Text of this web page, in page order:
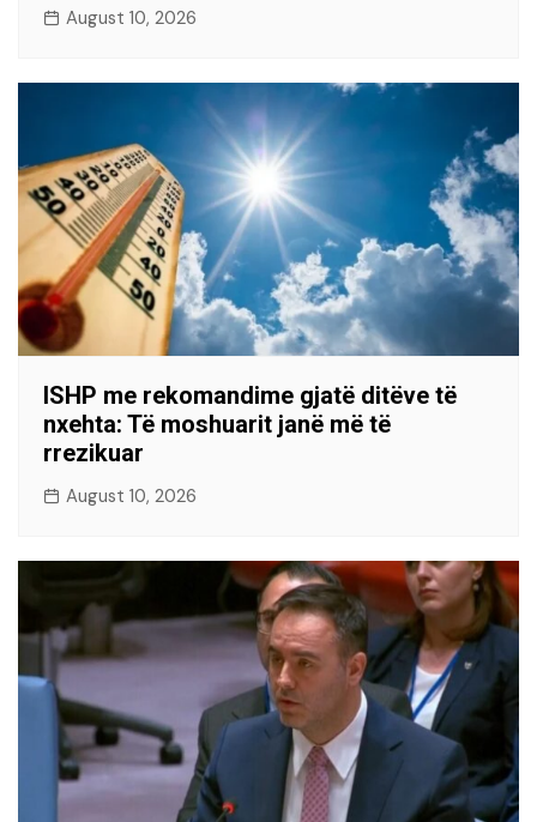
August 10, 2026
ISHP me rekomandime gjatë ditëve të
nxehta: Të moshuarit janë më të
rrezikuar
August 10, 2026